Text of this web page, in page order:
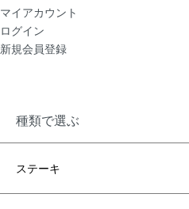
マイアカウント
ログイン
新規会員登録
種類で選ぶ
ステーキ